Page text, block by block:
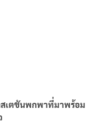
สเตชันพกพาที่มาพร้อม